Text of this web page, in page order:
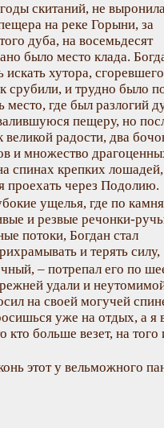
скитаний, не
на реке Горыни, за
дуба, на восемьдесят
было место клада.
хутора, сгоревшего
срубили, и трудно было
где был разлогий
пещеру, но
радости, два
и множество
спинах крепких лошадей,
проехать через Подолию.
ущелья, где по
и резвые речонки-
потоки, Богдан стал
и терять силу,
– потрепал его по
удали и
на своей могучей
уже на отдых, а я
кто больше везет, на того
этот у вельможного